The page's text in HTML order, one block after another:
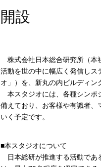
開設
株式会社日本総合研究所（本
活動を世の中に幅広く発信しス
オ」）を、新丸の内ビルディン
本スタジオには、各種シンポ
備えており、お客様や有識者、
いく予定です。
■本スタジオについて
日本総研が推進する活動であ